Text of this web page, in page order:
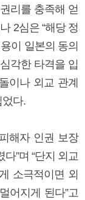
리를 충족해 얻
2심은 “해당 정
이 일본의 동의
각한 타격을 입
이나 외교 관계
었다.
해자 인권 보장
”며 “단지 외교
소극적이면 외
어지게 된다”고